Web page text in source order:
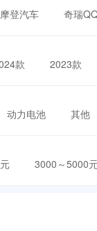
摩登汽车 奇瑞
款 2023款
动力电池 其他
3000～5000